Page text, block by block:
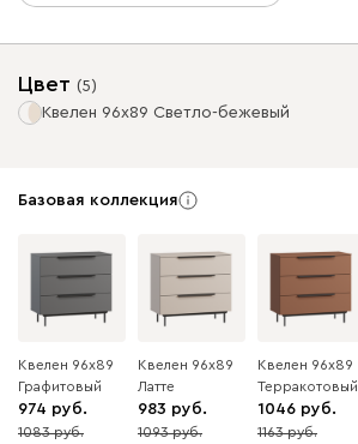
Цвет (5)
Квелен 96x89 Светло-бежевый
Базовая коллекция
Квелен 96x89
Графитовый
974
10
1083
Квелен 96x89
Латте
983
10
1093
Квелен 96x89
Терракотовый
1046
10
1163